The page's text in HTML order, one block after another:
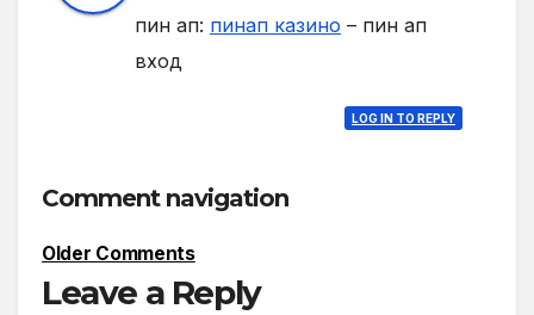
пин ап: пинап казино – пин ап
вход
LOG IN TO REPLY
Comment navigation
Older Comments
Leave a Reply